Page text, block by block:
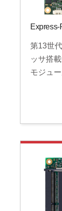
Express-
第13世
ッサ搭
モジュ